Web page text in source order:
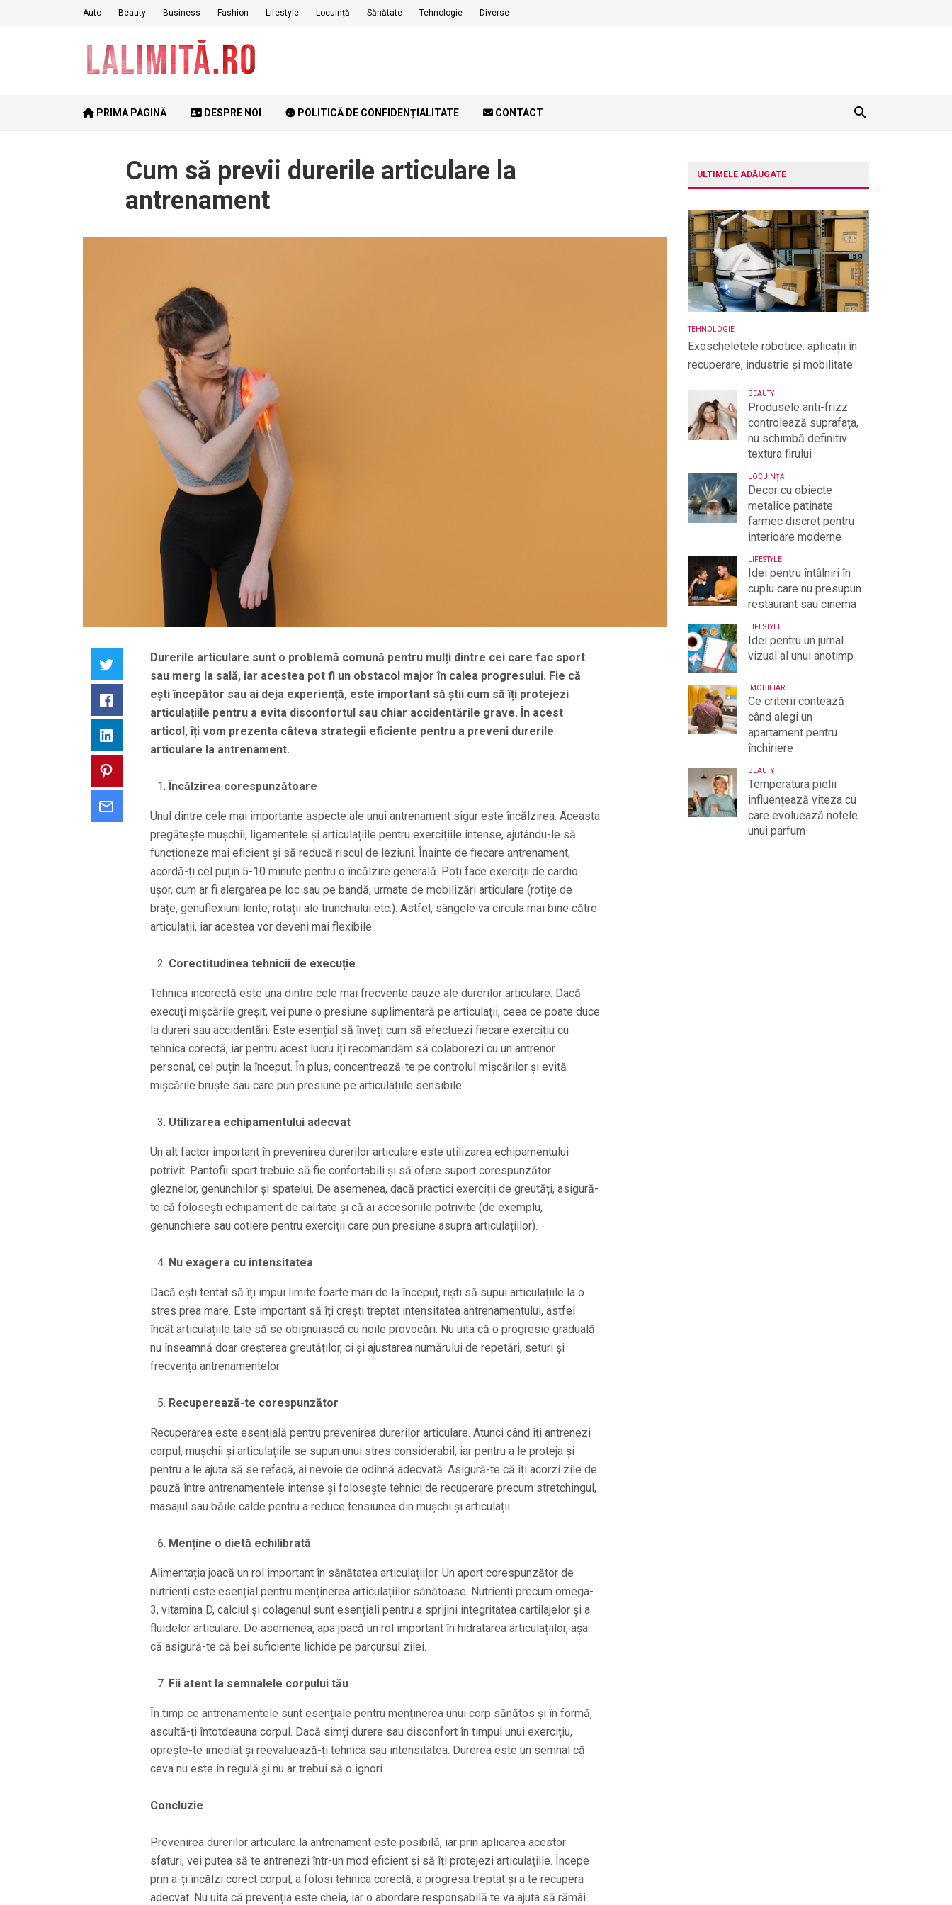
Auto Beauty Business Fashion Lifestyle Locuință Sănătate Tehnologie Diverse
PRIMA PAGINĂ DESPRE NOI POLITICĂ DE CONFIDENȚIALITATE CONTACT
Cum să previi durerile articulare la
antrenament
Facebook
LinkedIn
Durerile articulare sunt o problemă comună pentru mulți dintre cei care fac sport
sau merg la sală, iar acestea pot fi un obstacol major în calea progresului. Fie că
ești începător sau ai deja experiență, este important să știi cum să îți protejezi
articulațiile pentru a evita disconfortul sau chiar accidentările grave. În acest
articol, îți vom prezenta câteva strategii eficiente pentru a preveni durerile
articulare la antrenament.
Încălzirea corespunzătoare
Unul dintre cele mai importante aspecte ale unui antrenament sigur este încălzirea. Aceasta
pregătește mușchii, ligamentele și articulațiile pentru exercițiile intense, ajutându-le să
funcționeze mai eficient și să reducă riscul de leziuni. Înainte de fiecare antrenament,
acordă-ți cel puțin 5-10 minute pentru o încălzire generală. Poți face exerciții de cardio
ușor, cum ar fi alergarea pe loc sau pe bandă, urmate de mobilizări articulare (rotițe de
brațe, genuflexiuni lente, rotații ale trunchiului etc.). Astfel, sângele va circula mai bine către
articulații, iar acestea vor deveni mai flexibile.
Corectitudinea tehnicii de execuție
Tehnica incorectă este una dintre cele mai frecvente cauze ale durerilor articulare. Dacă
execuți mișcările greșit, vei pune o presiune suplimentară pe articulații, ceea ce poate duce
la dureri sau accidentări. Este esențial să înveți cum să efectuezi fiecare exercițiu cu
tehnica corectă, iar pentru acest lucru îți recomandăm să colaborezi cu un antrenor
personal, cel puțin la început. În plus, concentrează-te pe controlul mișcărilor și evită
mișcările bruște sau care pun presiune pe articulațiile sensibile.
Utilizarea echipamentului adecvat
Un alt factor important în prevenirea durerilor articulare este utilizarea echipamentului
potrivit. Pantofii sport trebuie să fie confortabili și să ofere suport corespunzător
gleznelor, genunchilor și spatelui. De asemenea, dacă practici exerciții de greutăți, asigură-
te că folosești echipament de calitate și că ai accesoriile potrivite (de exemplu,
genunchiere sau cotiere pentru exerciții care pun presiune asupra articulațiilor).
Nu exagera cu intensitatea
Dacă ești tentat să îți impui limite foarte mari de la început, riști să supui articulațiile la o
stres prea mare. Este important să îți crești treptat intensitatea antrenamentului, astfel
încât articulațiile tale să se obișnuiască cu noile provocări. Nu uita că o progresie graduală
nu înseamnă doar creșterea greutăților, ci și ajustarea numărului de repetări, seturi și
frecvența antrenamentelor.
Recuperează-te corespunzător
Recuperarea este esențială pentru prevenirea durerilor articulare. Atunci când îți antrenezi
corpul, mușchii și articulațiile se supun unui stres considerabil, iar pentru a le proteja și
pentru a le ajuta să se refacă, ai nevoie de odihnă adecvată. Asigură-te că îți acorzi zile de
pauză între antrenamentele intense și folosește tehnici de recuperare precum stretchingul,
masajul sau băile calde pentru a reduce tensiunea din mușchi și articulații.
Menține o dietă echilibrată
Alimentația joacă un rol important în sănătatea articulațiilor. Un aport corespunzător de
nutrienți este esențial pentru menținerea articulațiilor sănătoase. Nutrienți precum omega-
3, vitamina D, calciul și colagenul sunt esențiali pentru a sprijini integritatea cartilajelor și a
fluidelor articulare. De asemenea, apa joacă un rol important în hidratarea articulațiilor, așa
că asigură-te că bei suficiente lichide pe parcursul zilei.
Fii atent la semnalele corpului tău
În timp ce antrenamentele sunt esențiale pentru menținerea unui corp sănătos și în formă,
ascultă-ți întotdeauna corpul. Dacă simți durere sau disconfort în timpul unui exercițiu,
oprește-te imediat și reevaluează-ți tehnica sau intensitatea. Durerea este un semnal că
ceva nu este în regulă și nu ar trebui să o ignori.
Concluzie
Prevenirea durerilor articulare la antrenament este posibilă, iar prin aplicarea acestor
sfaturi, vei putea să te antrenezi într-un mod eficient și să îți protejezi articulațiile. Începe
prin a-ți încălzi corect corpul, a folosi tehnica corectă, a progresa treptat și a te recupera
adecvat. Nu uita că prevenția este cheia, iar o abordare responsabilă te va ajuta să rămâi
ULTIMELE ADĂUGATE
TEHNOLOGIE
Exoscheletele robotice: aplicații în
recuperare, industrie și mobilitate
BEAUTY
Produsele anti-frizz
controlează suprafața,
nu schimbă definitiv
textura firului
LOCUINȚĂ
Decor cu obiecte
metalice patinate:
farmec discret pentru
interioare moderne
LIFESTYLE
Idei pentru întâlniri în
cuplu care nu presupun
restaurant sau cinema
LIFESTYLE
Idei pentru un jurnal
vizual al unui anotimp
IMOBILIARE
Ce criterii contează
când alegi un
apartament pentru
închiriere
BEAUTY
Temperatura pielii
influențează viteza cu
care evoluează notele
unui parfum